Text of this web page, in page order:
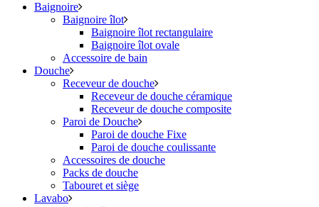
Baignoire
Baignoire îlot
Baignoire îlot rectangulaire
Baignoire îlot ovale
Accessoire de bain
Douche
Receveur de douche
Receveur de douche céramique
Receveur de douche composite
Paroi de Douche
Paroi de douche Fixe
Paroi de douche coulissante
Accessoires de douche
Packs de douche
Tabouret et siège
Lavabo